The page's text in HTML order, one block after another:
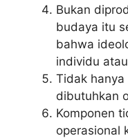
Bukan
budaya itu
bahwa
individu
Tidak
dibutuhkan
Komponen
operasional